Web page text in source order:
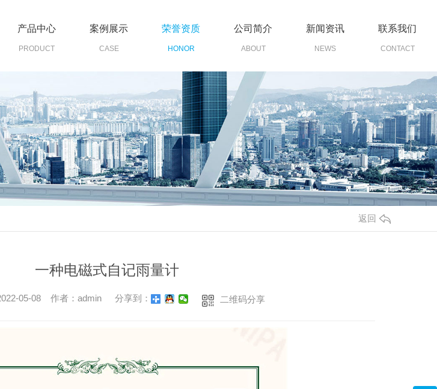
产品中心
PRODUCT
案例展示
CASE
荣誉资质
HONOR
公司简介
ABOUT
新闻资讯
NEWS
联系我们
CONTACT
返回
一种电磁式自记雨量计
05-08 作者：admin 分享到： 二维码分享